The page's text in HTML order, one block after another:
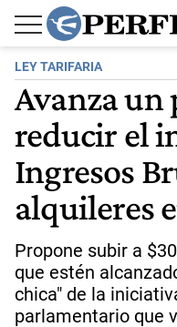
LEY TARIFARIA
Avanza un
reducir el
Ingresos
alquileres
Propone subir a
que estén
chica" de la
parlamentario que